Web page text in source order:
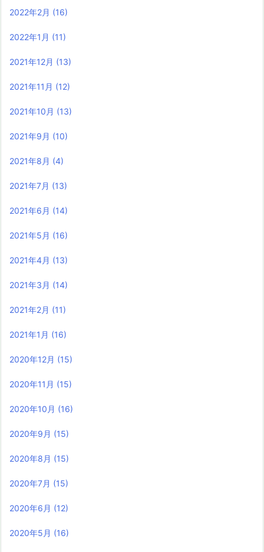
2022年2月 (16)
2022年1月 (11)
2021年12月 (13)
2021年11月 (12)
2021年10月 (13)
2021年9月 (10)
2021年8月 (4)
2021年7月 (13)
2021年6月 (14)
2021年5月 (16)
2021年4月 (13)
2021年3月 (14)
2021年2月 (11)
2021年1月 (16)
2020年12月 (15)
2020年11月 (15)
2020年10月 (16)
2020年9月 (15)
2020年8月 (15)
2020年7月 (15)
2020年6月 (12)
2020年5月 (16)